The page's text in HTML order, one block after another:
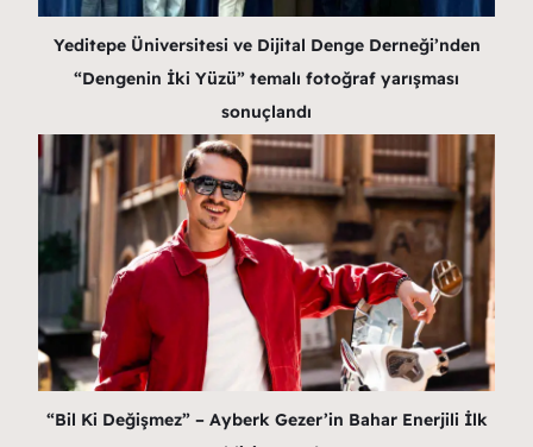
Yeditepe Üniversitesi ve Dijital Denge Derneği’nden
“Dengenin İki Yüzü” temalı fotoğraf yarışması
sonuçlandı
“Bil Ki Değişmez” – Ayberk Gezer’in Bahar Enerjili İlk